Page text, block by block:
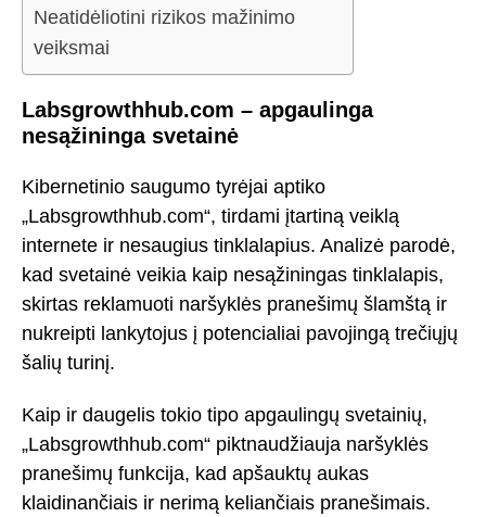
Neatidėliotini rizikos mažinimo
veiksmai
Labsgrowthhub.com – apgaulinga
nesąžininga svetainė
Kibernetinio saugumo tyrėjai aptiko
„Labsgrowthhub.com“, tirdami įtartiną veiklą
internete ir nesaugius tinklalapius. Analizė parodė,
kad svetainė veikia kaip nesąžiningas tinklalapis,
skirtas reklamuoti naršyklės pranešimų šlamštą ir
nukreipti lankytojus į potencialiai pavojingą trečiųjų
šalių turinį.
Kaip ir daugelis tokio tipo apgaulingų svetainių,
„Labsgrowthhub.com“ piktnaudžiauja naršyklės
pranešimų funkcija, kad apšauktų aukas
klaidinančiais ir nerimą keliančiais pranešimais.